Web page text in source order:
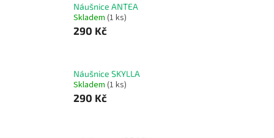
Náušnice ANTEA
Skladem (1 ks)
290 Kč
Náušnice SKYLLA
Skladem (1 ks)
290 Kč